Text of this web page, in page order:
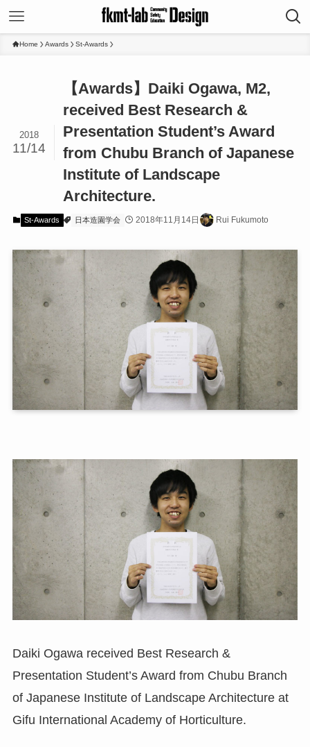
Home Awards St-Awards
【Awards】Daiki Ogawa, M2,
received Best Research &
Presentation Student’s Award
from Chubu Branch of Japanese
Institute of Landscape
Architecture.
2018
11/14
St-Awards 日本造園学会 2018年11月14日 Rui Fukumoto
Daiki Ogawa received Best Research &
Presentation Student’s Award from Chubu Branch
of Japanese Institute of Landscape Architecture at
Gifu International Academy of Horticulture.